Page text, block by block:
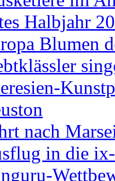
Halbjahr
Blumen
nach
in die